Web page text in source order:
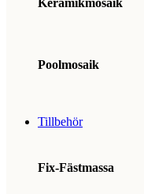
Poolmosaik
Tillbehör
Fix-Fästmassa